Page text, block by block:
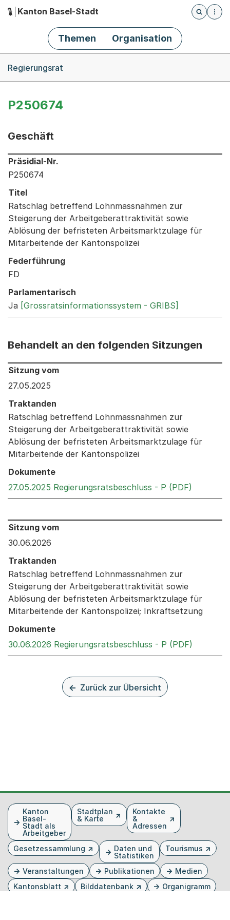
Hauptnavigation
Kanton Basel-Stadt
Öffnet
Themen Organisation
Regierungsrat
P250674
Geschäft
Informationen zum Ausgewählten Geschäft
Präsidial-Nr.
P250674
Titel
Ratschlag betreffend Lohnmassnahmen zur
Steigerung der Arbeitgeberattraktivität sowie
Ablösung der befristeten Arbeitsmarktzulage für
Mitarbeitende der Kantonspolizei
Federführung
FD
Parlamentarisch
Ja [Grossratsinformationssystem - GRIBS]
Behandelt an den folgenden Sitzungen
Behandelt an den folgenden Sitzungen: Informationen
Sitzung vom
27.05.2025
Traktanden
Ratschlag betreffend Lohnmassnahmen zur
Steigerung der Arbeitgeberattraktivität sowie
Ablösung der befristeten Arbeitsmarktzulage für
Mitarbeitende der Kantonspolizei
Dokumente
27.05.2025 Regierungsratsbeschluss - P (PDF)
Behandelt an den folgenden Sitzungen: Informationen
Sitzung vom
30.06.2026
Traktanden
Ratschlag betreffend Lohnmassnahmen zur
Steigerung der Arbeitgeberattraktivität sowie
Ablösung der befristeten Arbeitsmarktzulage für
Mitarbeitende der Kantonspolizei; Inkraftsetzung
Dokumente
30.06.2026 Regierungsratsbeschluss - P (PDF)
Zurück zur Übersicht
FusszeileKanton
Basel-
Stadt als
Arbeitgeber
Stadtplan
& Karte
Kontakte
&
Adressen
Gesetzessammlung
Daten und
Statistiken
Tourismus
Veranstaltungen Publikationen
Medien
Kantonsblatt
Bilddatenbank
Organigramm